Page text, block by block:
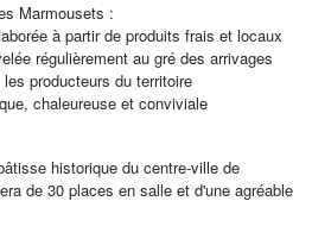
Marmousets :
à partir de produits frais et locaux
régulièrement au gré des arrivages
producteurs du territoire
chaleureuse et conviviale
historique du centre-ville de
de 30 places en salle et d'une agréable